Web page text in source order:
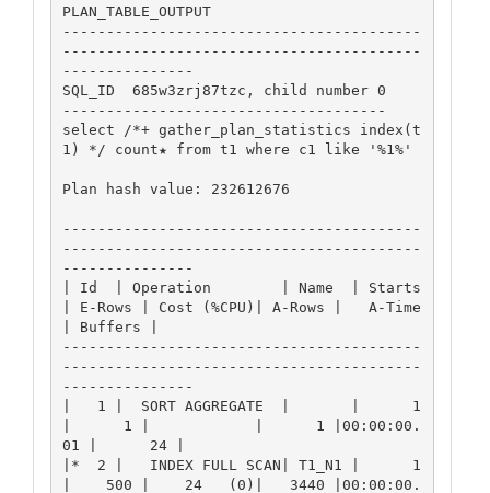
PLAN_TABLE_OUTPUT
-----------------------------------------
-----------------------------------------
---------------
SQL_ID  685w3zrj87tzc, child number 0
-------------------------------------
select /*+ gather_plan_statistics index(t
1) */ count★ from t1 where c1 like '%1%'
Plan hash value: 232612676
-----------------------------------------
-----------------------------------------
---------------
| Id  | Operation        | Name  | Starts
| E-Rows | Cost (%CPU)| A-Rows |   A-Time
| Buffers |
-----------------------------------------
-----------------------------------------
---------------
|   1 |  SORT AGGREGATE  |       |      1
|      1 |            |      1 |00:00:00.
01 |      24 |
|*  2 |   INDEX FULL SCAN| T1_N1 |      1
|    500 |    24   (0)|   3440 |00:00:00.